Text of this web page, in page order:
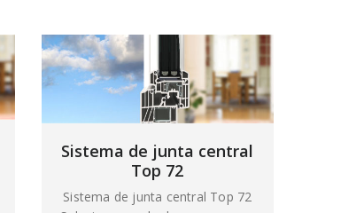
Sistema de junta central
Top 72
Sistema de junta central Top 72